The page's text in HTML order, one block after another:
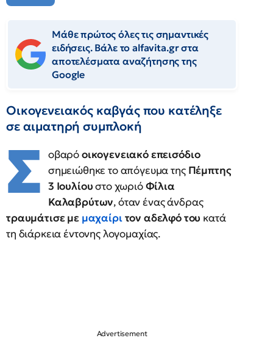
Μάθε πρώτος όλες τις σημαντικές
ειδήσεις. Βάλε το alfavita.gr στα
αποτελέσματα αναζήτησης της
Google
Οικογενειακός καβγάς που κατέληξε
σε αιματηρή συμπλοκή
Σ οβαρόοικογενειακό επεισόδιο
σημειώθηκε το απόγευμα της Πέμπτης
3 Ιουλίουστο χωριόΦίλια
Καλαβρύτων, όταν ένας άνδρας
τραυμάτισε με μαχαίριτον αδελφό του κατά
τη διάρκεια έντονης λογομαχίας.